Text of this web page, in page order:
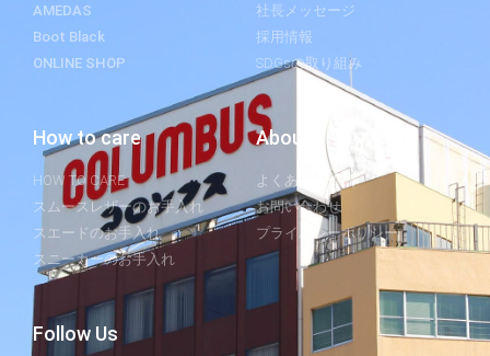
AMEDAS
Boot Black
ONLINE SHOP
社長メッセージ
採用情報
SDGsの取り組み
How to care
HOW TO CARE
スムースレザーのお手入れ
スエードのお手入れ
スニーカーのお手入れ
About
よくあるご質問
お問い合わせ
プライバシーポリシー
Follow Us